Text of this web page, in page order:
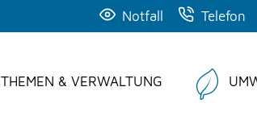
Notfall Telefon
THEMEN & VERWALTUNG